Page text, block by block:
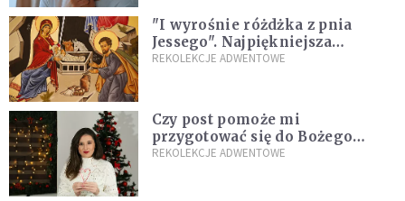
"I wyrośnie różdżka z pnia
Jessego". Najpiękniejsza
zapowiedź Mesjasza w Piśmie
REKOLEKCJE ADWENTOWE
Czy post pomoże mi
przygotować się do Bożego
Narodzenia? Jezuita: to zależy
REKOLEKCJE ADWENTOWE